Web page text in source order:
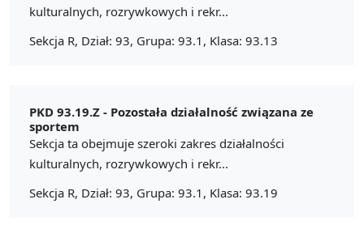
kulturalnych, rozrywkowych i rekr...
Sekcja R, Dział: 93, Grupa: 93.1, Klasa: 93.13
PKD 93.19.Z - Pozostała działalność związana ze
sportem
Sekcja ta obejmuje szeroki zakres działalności
kulturalnych, rozrywkowych i rekr...
Sekcja R, Dział: 93, Grupa: 93.1, Klasa: 93.19